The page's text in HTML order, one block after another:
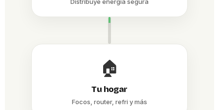
🏠
Tu hogar
Focos, router, refri y más